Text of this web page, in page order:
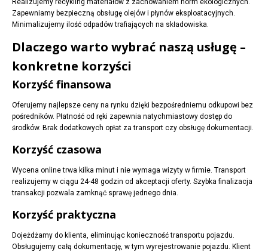
Realizujemy recykling materiałów z zachowaniem norm ekologicznych.
Zapewniamy bezpieczną obsługę olejów i płynów eksploatacyjnych.
Minimalizujemy ilość odpadów trafiających na składowiska.
Dlaczego warto wybrać naszą usługę –
konkretne korzyści
Korzyść finansowa
Oferujemy najlepsze ceny na rynku dzięki bezpośredniemu odkupowi bez
pośredników. Płatność od ręki zapewnia natychmiastowy dostęp do
środków. Brak dodatkowych opłat za transport czy obsługę dokumentacji.
Korzyść czasowa
Wycena online trwa kilka minut i nie wymaga wizyty w firmie. Transport
realizujemy w ciągu 24-48 godzin od akceptacji oferty. Szybka finalizacja
transakcji pozwala zamknąć sprawę jednego dnia.
Korzyść praktyczna
Dojeżdżamy do klienta, eliminując konieczność transportu pojazdu.
Obsługujemy całą dokumentację, w tym wyrejestrowanie pojazdu. Klient